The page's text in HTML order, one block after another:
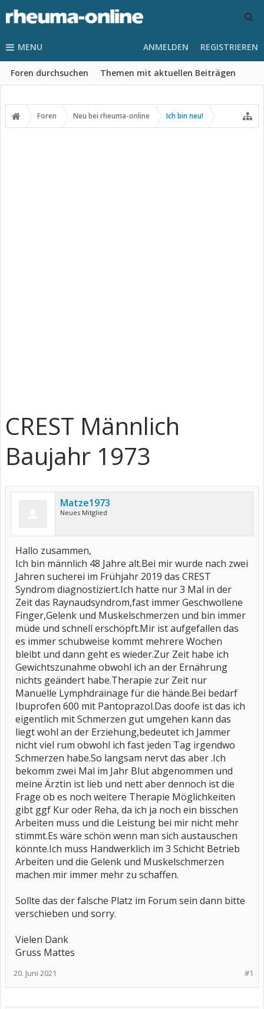
MENU
Foren durchsuchen Themen mit aktuellen Beiträgen
ANMELDEN REGISTRIEREN
Foren Neu bei rheuma-online Ich bin neu!
CREST Männlich
Baujahr 1973
Matze1973
Neues Mitglied
Hallo zusammen,
Ich bin männlich 48 Jahre alt.Bei mir wurde nach zwei
Jahren sucherei im Frühjahr 2019 das CREST
Syndrom diagnostiziert.Ich hatte nur 3 Mal in der
Zeit das Raynaudsyndrom,fast immer Geschwollene
Finger,Gelenk und Muskelschmerzen und bin immer
müde und schnell erschöpft.Mir ist aufgefallen das
es immer schubweise kommt mehrere Wochen
bleibt und dann geht es wieder.Zur Zeit habe ich
Gewichtszunahme obwohl ich an der Ernährung
nichts geändert habe.Therapie zur Zeit nur
Manuelle Lymphdrainage für die hände.Bei bedarf
Ibuprofen 600 mit Pantoprazol.Das doofe ist das ich
eigentlich mit Schmerzen gut umgehen kann das
liegt wohl an der Erziehung,bedeutet ich Jammer
nicht viel rum obwohl ich fast jeden Tag irgendwo
Schmerzen habe.So langsam nervt das aber .Ich
bekomm zwei Mal im Jahr Blut abgenommen und
meine Ärztin ist lieb und nett aber dennoch ist die
Frage ob es noch weitere Therapie Möglichkeiten
gibt ggf Kur oder Reha, da ich ja noch ein bisschen
Arbeiten muss und die Leistung bei mir nicht mehr
stimmt.Es wäre schön wenn man sich austauschen
könnte.Ich muss Handwerklich im 3 Schicht Betrieb
Arbeiten und die Gelenk und Muskelschmerzen
machen mir immer mehr zu schaffen.
Sollte das der falsche Platz im Forum sein dann bitte
verschieben und sorry.
Vielen Dank
Gruss Mattes
#1
20. Juni 2021